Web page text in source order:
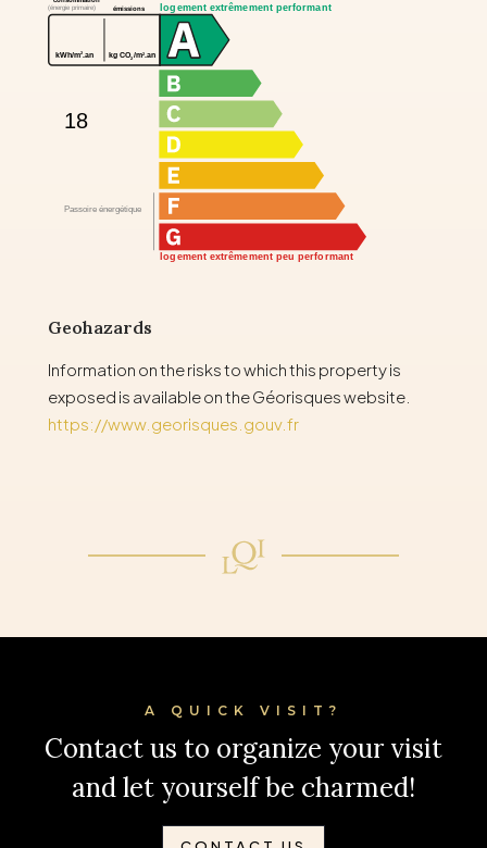
logement extrêmement performant
logement extrêmement peu performant
émissions
(énergie primaire)
18
kWh/m2 .an kg CO2 /m2 .an
Passoire énergétique
Geohazards
Information on the risks to which this property is
exposed is available on the Géorisques website.
https://www.georisques.gouv.fr
A QUICK VISIT?
Contact us to organize your visit
and let yourself be charmed!